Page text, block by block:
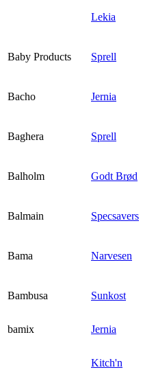
Lekia
Baby Products Sprell
Bacho Jernia
Baghera Sprell
Balholm Godt Brød
Balmain Specsavers
Bama Narvesen
Bambusa Sunkost
bamix
Jernia
Kitch'n